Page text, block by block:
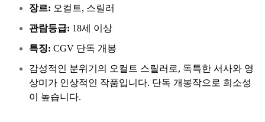
장르: 오컬트, 스릴러
관람등급: 18세 이상
특징: CGV 단독 개봉
감성적인 분위기의 오컬트 스릴러로, 독특한 서사와 영
상미가 인상적인 작품입니다. 단독 개봉작으로 희소성
이 높습니다.